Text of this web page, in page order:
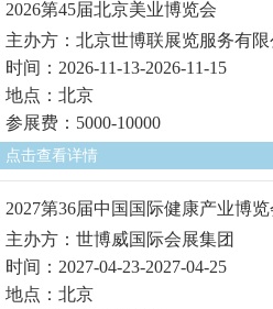
2026第45届北京美业博览会
主办方：北京世博联展览服务有限
时间：2026-11-13-2026-11-15
地点：北京
参展费：5000-10000
点击查看详情
2027第36届中国国际健康产业博
主办方：世博威国际会展集团
时间：2027-04-23-2027-04-25
地点：北京